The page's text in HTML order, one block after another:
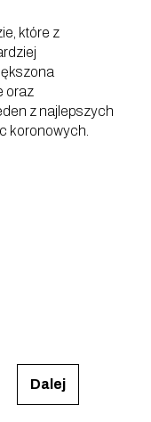
które z
oraz
z najlepszych
koronowych.
Dalej